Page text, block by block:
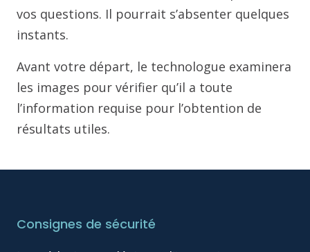
vos questions. Il pourrait s’absenter quelques
instants.
Avant votre départ, le technologue examinera
les images pour vérifier qu’il a toute
l’information requise pour l’obtention de
résultats utiles.
Consignes de sécurité